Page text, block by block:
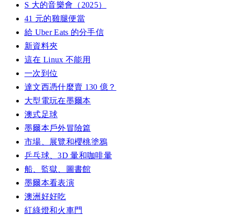
S 大的音樂會（2025）
41 元的雞腿便當
給 Uber Eats 的分手信
新資料夾
這在 Linux 不能用
一次到位
達文西憑什麼賣 130 億？
大型電玩在墨爾本
澳式足球
墨爾本戶外冒險篇
市場、展覽和櫻桃塗鴉
乒乓球、3D 暈和咖啡暈
船、監獄、圖書館
墨爾本看表演
澳洲好好吃
紅綠燈和火車門